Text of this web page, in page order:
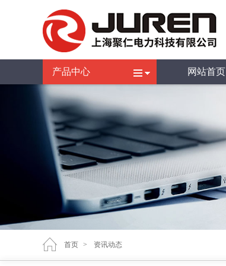
产品中心 网站首页
首页 > 资讯动态